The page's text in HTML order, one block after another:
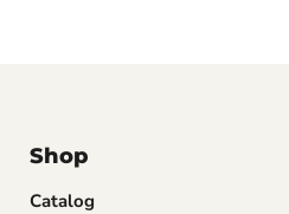
Shop
Catalog